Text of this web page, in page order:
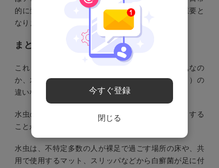
的に禁煙する等の生活習慣改善を実践することが重要と
なります。
まとめ
これまで、水虫や掌蹠膿疱症とはどのような病気なの
か、水虫と掌蹠膿疱症（しょうせきのうほうしょう）の
違いなどを中心に解説してきました。
水虫の予防には白癬菌が足に長期間付着しないようする
ことが有効です。
水虫は、不特定多数の人が裸足で過ごす場所の床や、共
用で使用するマット、スリッパなどから白癬菌が足に付
今すぐ登録
閉じる